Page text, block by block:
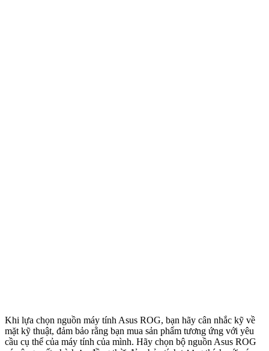
Khi lựa chọn nguồn máy tính Asus ROG, bạn hãy cân nhắc kỹ về
mặt kỹ thuật, đảm bảo rằng bạn mua sản phẩm tương ứng với yêu
cầu cụ thể của máy tính của mình. Hãy chọn bộ nguồn Asus ROG